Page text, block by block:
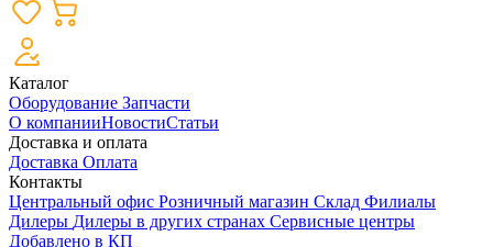
Каталог
Оборудование Запчасти
О компанииНовостиСтатьи
Доставка и оплата
Доставка Оплата
Контакты
Центральный офис Розничный магазин Склад Филиалы
Дилеры Дилеры в других странах Сервисные центры
Добавлено в КП